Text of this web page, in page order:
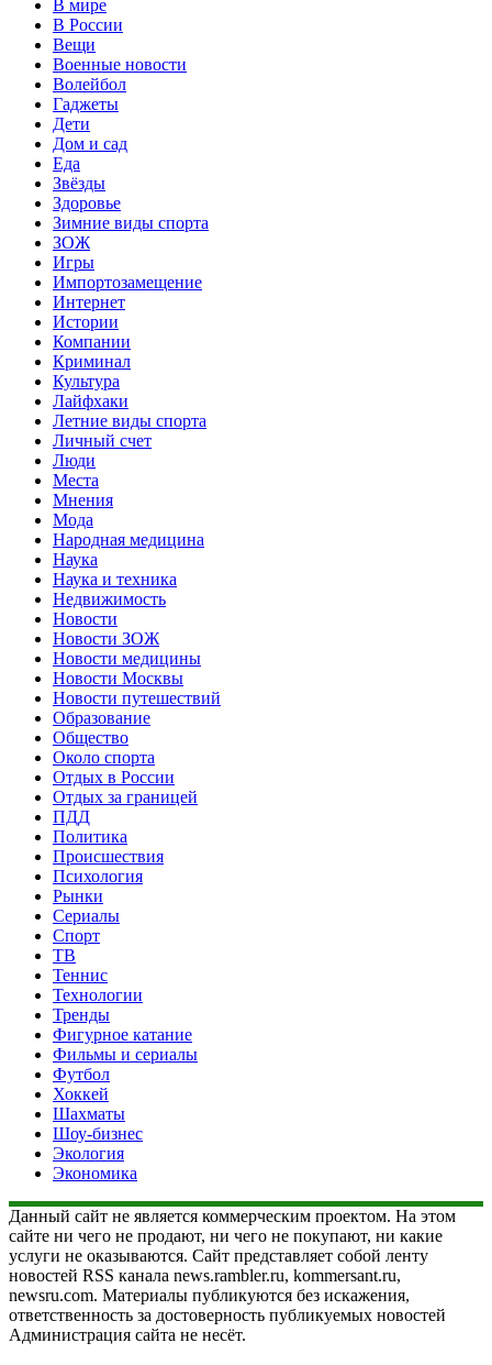
В мире
В России
Вещи
Военные новости
Волейбол
Гаджеты
Дети
Дом и сад
Еда
Звёзды
Здоровье
Зимние виды спорта
ЗОЖ
Игры
Импортозамещение
Интернет
Истории
Компании
Криминал
Культура
Лайфхаки
Летние виды спорта
Личный счет
Люди
Места
Мнения
Мода
Народная медицина
Наука
Наука и техника
Недвижимость
Новости
Новости ЗОЖ
Новости медицины
Новости Москвы
Новости путешествий
Образование
Общество
Около спорта
Отдых в России
Отдых за границей
ПДД
Политика
Происшествия
Психология
Рынки
Сериалы
Спорт
ТВ
Теннис
Технологии
Тренды
Фигурное катание
Фильмы и сериалы
Футбол
Хоккей
Шахматы
Шоу-бизнес
Экология
Экономика
Данный сайт не является коммерческим проектом. На этом
сайте ни чего не продают, ни чего не покупают, ни какие
услуги не оказываются. Сайт представляет собой ленту
новостей RSS канала news.rambler.ru, kommersant.ru,
newsru.com. Материалы публикуются без искажения,
ответственность за достоверность публикуемых новостей
Администрация сайта не несёт.